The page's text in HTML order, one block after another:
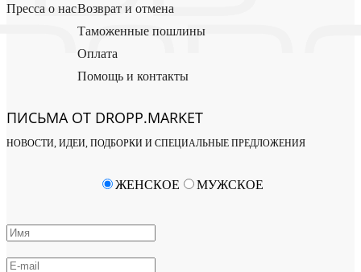
Пресса о насВозврат и отмена
Таможенные пошлины
Оплата
Помощь и контакты
ПИСЬМА ОТ DROPP.MARKET
НОВОСТИ, ИДЕИ, ПОДБОРКИ И СПЕЦИАЛЬНЫЕ ПРЕДЛОЖЕНИЯ
ЖЕНСКОЕ МУЖСКОЕ